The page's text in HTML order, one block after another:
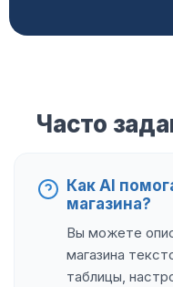
Часто
Как AI
магазина?
Вы можете
магазина
таблицы,